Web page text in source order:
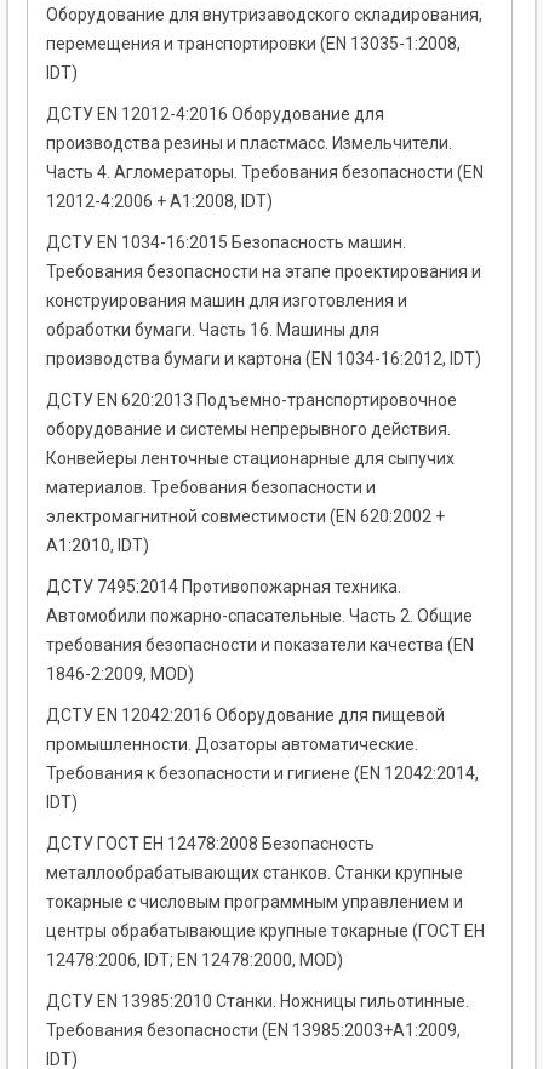
Оборудование для внутризаводского складирования,
перемещения и транспортировки (EN 13035-1:2008,
IDT)
ДСТУ EN 12012-4:2016 Оборудование для
производства резины и пластмасс. Измельчители.
Часть 4. Агломераторы. Требования безопасности (EN
12012-4:2006 + A1:2008, IDT)
ДСТУ EN 1034-16:2015 Безопасность машин.
Требования безопасности на этапе проектирования и
конструирования машин для изготовления и
обработки бумаги. Часть 16. Машины для
производства бумаги и картона (EN 1034-16:2012, IDT)
ДСТУ EN 620:2013 Подъемно-транспортировочное
оборудование и системы непрерывного действия.
Конвейеры ленточные стационарные для сыпучих
материалов. Требования безопасности и
электромагнитной совместимости (EN 620:2002 +
A1:2010, IDT)
ДСТУ 7495:2014 Противопожарная техника.
Автомобили пожарно-спасательные. Часть 2. Общие
требования безопасности и показатели качества (EN
1846-2:2009, MOD)
ДСТУ EN 12042:2016 Оборудование для пищевой
промышленности. Дозаторы автоматические.
Требования к безопасности и гигиене (EN 12042:2014,
IDT)
ДСТУ ГОСТ ЕH 12478:2008 Безопасность
металлообрабатывающих станков. Станки крупные
токарные с числовым программным управлением и
центры обрабатывающие крупные токарные (ГОСТ ЕН
12478:2006, IDT; EN 12478:2000, MOD)
ДСТУ EN 13985:2010 Станки. Ножницы гильотинные.
Требования безопасности (EN 13985:2003+А1:2009,
IDT)